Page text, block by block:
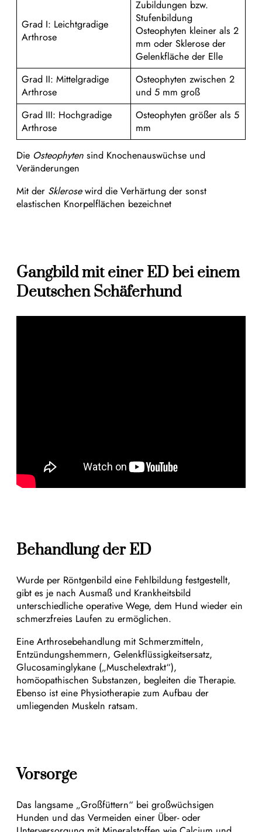
Grad I: Leichtgradige
Arthrose
Zubildungen bzw.
Stufenbildung
Osteophyten kleiner als 2
mm oder Sklerose der
Gelenkfläche der Elle
Grad II: Mittelgradige
Arthrose
Osteophyten zwischen 2
und 5 mm groß
Grad III: Hochgradige
Arthrose
Osteophyten größer als 5
mm
Die Osteophyten sind Knochenauswüchse und
Veränderungen
Mit der Sklerosewird die Verhärtung der sonst
elastischen Knorpelflächen bezeichnet
Gangbild mit einer ED bei einem
Deutschen Schäferhund
Behandlung der ED
Wurde per Röntgenbild eine Fehlbildung festgestellt,
gibt es je nach Ausmaß und Krankheitsbild
unterschiedliche operative Wege, dem Hund wieder ein
schmerzfreies Laufen zu ermöglichen.
Eine Arthrosebehandlung mit Schmerzmitteln,
Entzündungshemmern, Gelenkflüssigkeitsersatz,
Glucosaminglykane („Muschelextrakt“),
homöopathischen Substanzen, begleiten die Therapie.
Ebenso ist eine Physiotherapie zum Aufbau der
umliegenden Muskeln ratsam.
Vorsorge
Das langsame „Großfüttern“ bei großwüchsigen
Hunden und das Vermeiden einer Über- oder